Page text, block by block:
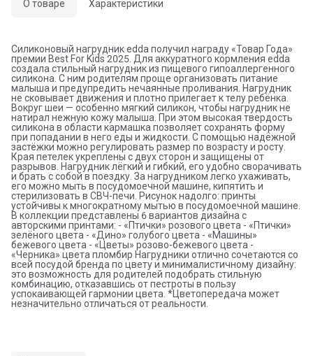
О товаре Характеристики
Силиконовый нагрудник edda получил награду «Товар Года»
премии Best For Kids 2025. Для аккуратного кормления edda
создала стильный нагрудник из пищевого гипоаллергенного
силикона. С ним родителям проще организовать питание
малыша и предупредить нечаянные проливания. Нагрудник
не сковывает движения и плотно прилегает к телу ребёнка.
Вокруг шеи — особенно мягкий силикон, чтобы нагрудник не
натирал нежную кожу малыша. При этом высокая твердость
силикона в области кармашка позволяет сохранять форму
при попадании в него еды и жидкости. С помощью надёжной
застёжки можно регулировать размер по возрасту и росту.
Края петелек укреплены с двух сторон и защищены от
разрывов. Нагрудник лёгкий и гибкий, его удобно сворачивать
и брать с собой в поездку. За нагрудником легко ухаживать,
его можно мыть в посудомоечной машине, кипятить и
стерилизовать в СВЧ-печи. Рисунок надолго: принты
устойчивы к многократному мытью в посудомоечной машине.
В коллекции представлены 6 вариантов дизайна с
авторскими принтами: - «Птички» розового цвета - «Птички»
зелёного цвета - «Дино» голубого цвета - «Машины»
бежевого цвета - «Цветы» розово-бежевого цвета -
«Черника» цвета пломбир Нагрудники отлично сочетаются со
всей посудой бренда по цвету и минималистичному дизайну:
это возможность для родителей подобрать стильную
комбинацию, отказавшись от пестроты в пользу
успокаивающей гармонии цвета. *Цветопередача может
незначительно отличаться от реальности.